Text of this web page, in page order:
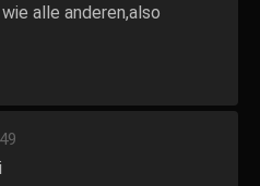
alle anderen,also